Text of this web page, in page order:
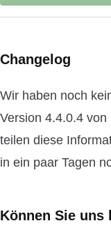
Changelog
Wir haben noch
Version 4.4.0.4
teilen diese
in ein paar Tagen
Können Sie uns